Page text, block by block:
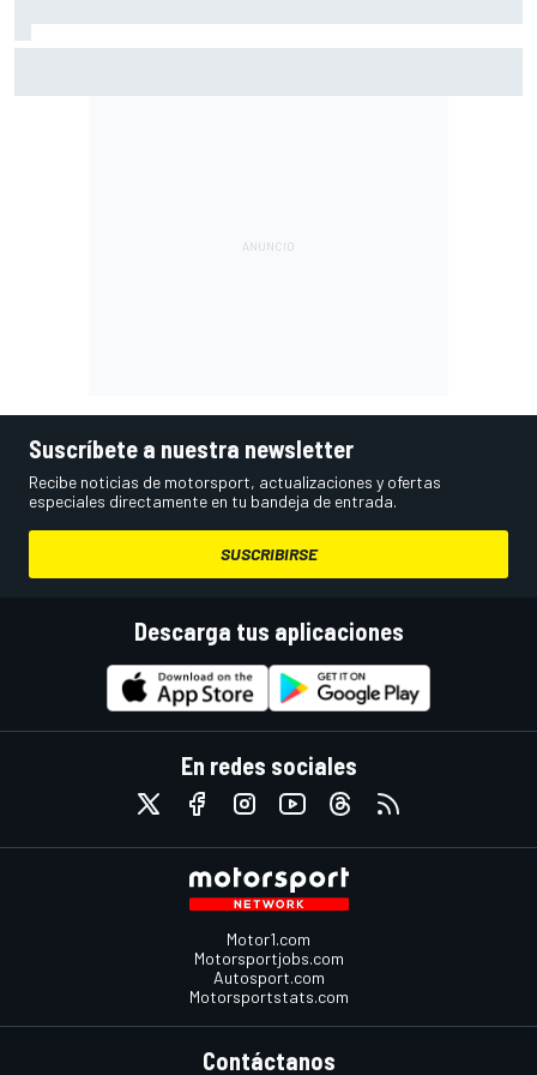
Suscríbete a nuestra newsletter
Recibe noticias de motorsport, actualizaciones y ofertas
especiales directamente en tu bandeja de entrada.
SUSCRIBIRSE
Descarga tus aplicaciones
En redes sociales
Motor1.com
Motorsportjobs.com
Autosport.com
Motorsportstats.com
Contáctanos